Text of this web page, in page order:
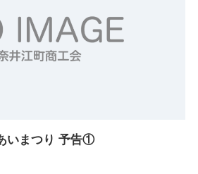
いまつり 予告①